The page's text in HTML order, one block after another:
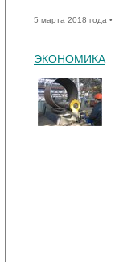
5 марта 2018 года •
ЭКОНОМИКА